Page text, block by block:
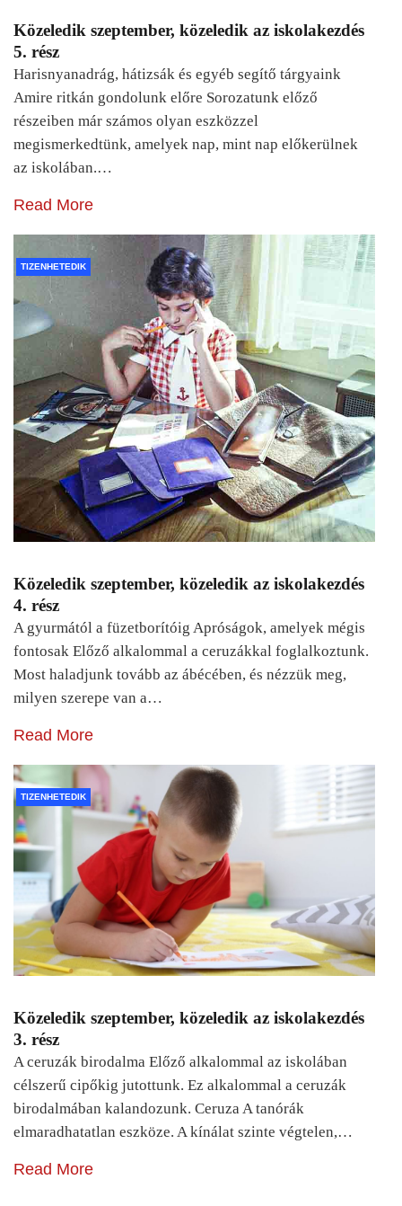
Közeledik szeptember, közeledik az iskolakezdés
5. rész
Harisnyanadrág, hátizsák és egyéb segítő tárgyaink
Amire ritkán gondolunk előre Sorozatunk előző
részeiben már számos olyan eszközzel
megismerkedtünk, amelyek nap, mint nap előkerülnek
az iskolában.…
Read More
TIZENHETEDIK
Közeledik szeptember, közeledik az iskolakezdés
4. rész
A gyurmától a füzetborítóig Apróságok, amelyek mégis
fontosak Előző alkalommal a ceruzákkal foglalkoztunk.
Most haladjunk tovább az ábécében, és nézzük meg,
milyen szerepe van a…
Read More
TIZENHETEDIK
Közeledik szeptember, közeledik az iskolakezdés
3. rész
A ceruzák birodalma Előző alkalommal az iskolában
célszerű cipőkig jutottunk. Ez alkalommal a ceruzák
birodalmában kalandozunk. Ceruza A tanórák
elmaradhatatlan eszköze. A kínálat szinte végtelen,…
Read More